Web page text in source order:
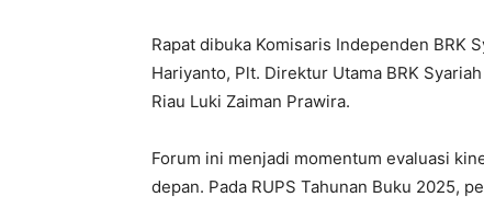
Rapat dibuka Komisaris Independen BRK
Hariyanto, Plt. Direktur Utama BRK
Riau Luki Zaiman Prawira.
Forum ini menjadi momentum evaluasi
depan. Pada RUPS Tahunan Buku 2025,